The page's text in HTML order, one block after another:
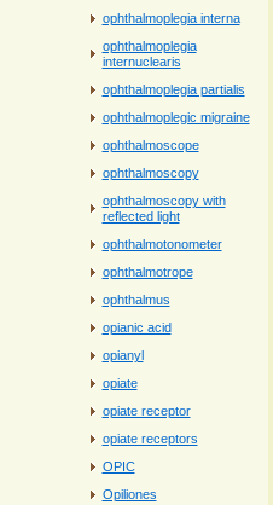
ophthalmoplegia interna
ophthalmoplegia
internuclearis
ophthalmoplegia partialis
ophthalmoplegic migraine
ophthalmoscope
ophthalmoscopy
ophthalmoscopy with
reflected light
ophthalmotonometer
ophthalmotrope
ophthalmus
opianic acid
opianyl
opiate
opiate receptor
opiate receptors
OPIC
Opiliones